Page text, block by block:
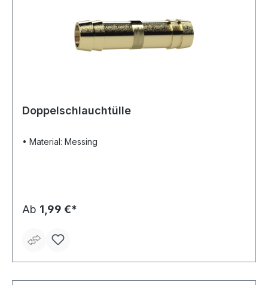
Doppelschlauchtülle
• Material: Messing
Ab 1,99 €*